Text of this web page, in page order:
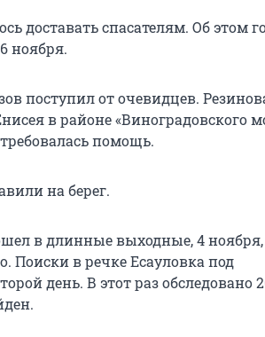
доставать спасателям. Об этом
ноября.
поступил от очевидцев.
в районе «Виноградовского
помощь.
на берег.
в длинные выходные, 4 ноября,
Поиски в речке Есауловка под
день. В этот раз обследовано